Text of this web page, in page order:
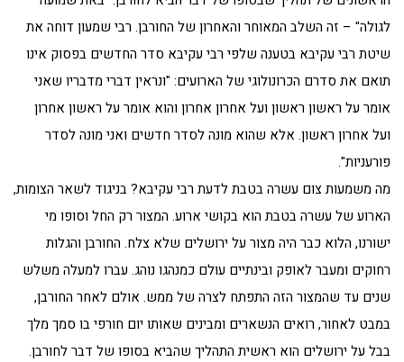
לגולה" – זה השלב המאוחר והאחרון של החורבן. רבי שמעון דוחה את
שיטת רבי עקיבא בטענה שלפי רבי עקיבא סדר החדשים בפסוק אינו
תואם את סדרם הכרונולוגי של הארועים: "ונראין דברי מדבריו שאני
אומר על ראשון ראשון ועל אחרון אחרון והוא אומר על ראשון אחרון
ועל אחרון ראשון. אלא שהוא מונה לסדר חדשים ואני מונה לסדר
פורעניות".
מה משמעות צום עשרה בטבת לדעת רבי עקיבא? בניגוד לשאר הצומות,
הארוע של עשרה בטבת הוא בקושי ארוע. המצור רק החל וסופו מי
ישורנו, הלוא כבר היה מצור על ירושלים שלא צלח. החורבן והגלות
רחוקים ומעבר לאופק ובינתיים עולם כמנהגו נוהג. עברו למעלה משלש
שנים עד שהמצור הזה התפתח לצרה של ממש. אולם לאחר החורבן,
במבט לאחור, רואים הנשארים ומבינים שאותו יום חורפי בו סמך מלך
בבל על ירושלים הוא ראשית התהליך שהביא בסופו של דבר לחורבן.